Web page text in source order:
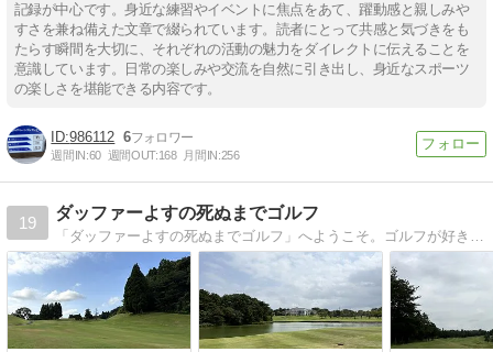
記録が中心です。身近な練習やイベントに焦点をあて、躍動感と親しみや
すさを兼ね備えた文章で綴られています。読者にとって共感と気づきをも
たらす瞬間を大切に、それぞれの活動の魅力をダイレクトに伝えることを
意識しています。日常の楽しみや交流を自然に引き出し、身近なスポーツ
の楽しさを堪能できる内容です。
986112 6
週間IN:60 週間OUT:168 月間IN:256
19
ダッファーよすの死ぬまでゴルフ